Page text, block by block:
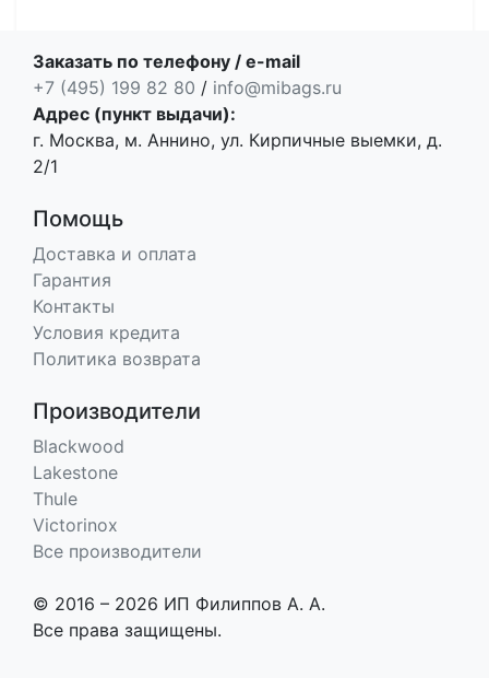
Заказать по телефону / e-mail
+7 (495) 199 82 80 / info@mibags.ru
Адрес (пункт выдачи):
г. Москва, м. Аннино, ул. Кирпичные выемки, д.
2/1
Помощь
Доставка и оплата
Гарантия
Контакты
Условия кредита
Политика возврата
Производители
Blackwood
Lakestone
Thule
Victorinox
Все производители
© 2016 – 2026 ИП Филиппов А. А.
Все права защищены.